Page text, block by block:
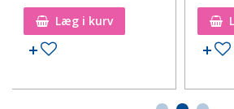
Læg i kurv
Tilføj til ønskeseddel